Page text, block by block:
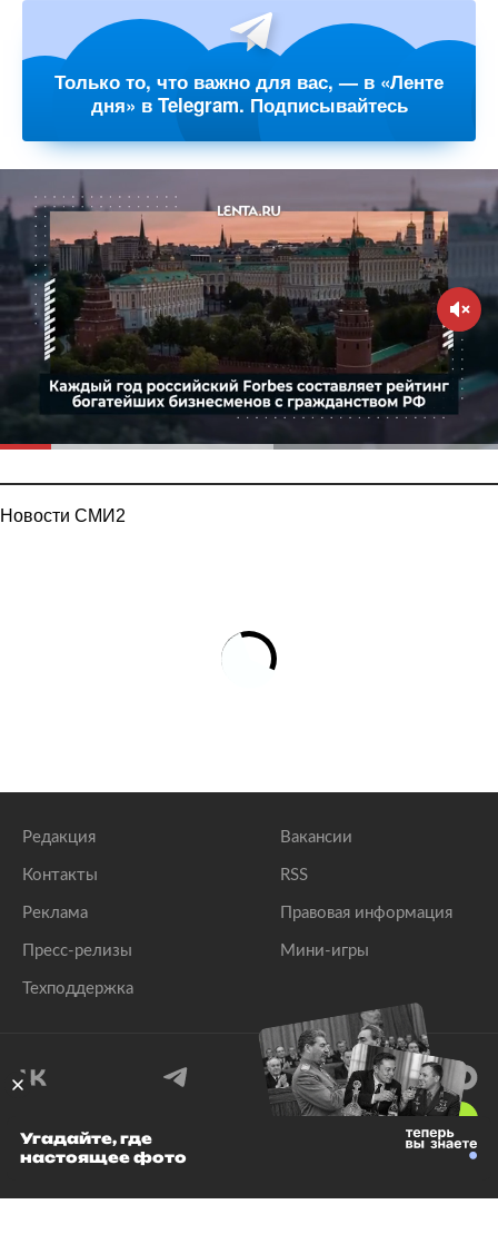
Только то, что важно для вас, — в «Ленте
дня» в Telegram. Подписывайтесь
Новости СМИ2
Редакция
Контакты
Реклама
Пресс-релизы
Техподдержка
Вакансии
RSS
Правовая информация
Мини-игры
© 1999–2026 Все права защищены.
Угадайте, где
настоящее фото